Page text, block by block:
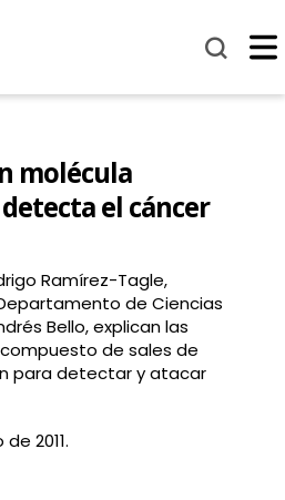
molécula
el cáncer
Ramírez-Tagle,
de Ciencias
Bello, explican las
de sales de
para detectar y atacar
2011.